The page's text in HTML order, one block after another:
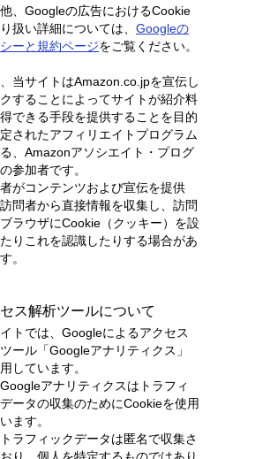
、Googleの広告におけるCookie
扱い詳細については、 Googleの
ーと規約ページをご覧ください。
当サイトはAmazon.co.jpを宣伝し
することによってサイトが紹介料
できる手段を提供することを目的
されたアフィリエイトプログラム
、Amazonアソシエイト・プログ
参加者です。
がコンテンツおよび宣伝を提供
問者から直接情報を収集し、訪問
ラウザにCookie（クッキー）を設
りこれを認識したりする場合があ
。
セス解析ツールについて
トでは、Googleによるアクセス
ール「Googleアナリティクス」
しています。
アナリティクスはトラフィ
ータの収集のためにCookieを使用
ます。
ラフィックデータは匿名で収集さ